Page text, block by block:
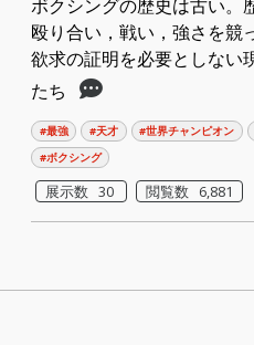
ボクシングの歴史は古い。
殴り合い，戦い，強さを競
欲求の証明を必要としない
たち
#最強 #天才 #世界チャンピオン
#ボクシング
展示数 30 閲覧数 6,881